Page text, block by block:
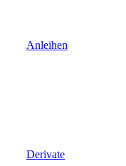
Anleihen
Derivate